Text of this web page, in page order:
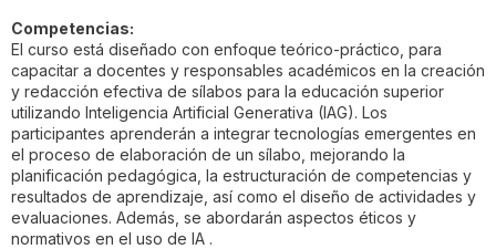
Competencias:
El curso está diseñado con enfoque teórico-práctico, para
capacitar a docentes y responsables académicos en la creación
y redacción efectiva de sílabos para la educación superior
utilizando Inteligencia Artificial Generativa (IAG). Los
participantes aprenderán a integrar tecnologías emergentes en
el proceso de elaboración de un sílabo, mejorando la
planificación pedagógica, la estructuración de competencias y
resultados de aprendizaje, así como el diseño de actividades y
evaluaciones. Además, se abordarán aspectos éticos y
normativos en el uso de IA .